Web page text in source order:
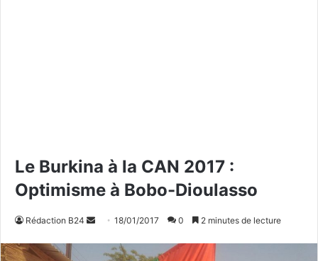
Le Burkina à la CAN 2017 :
Optimisme à Bobo-Dioulasso
Rédaction B24 18/01/2017 0 2 minutes de lecture